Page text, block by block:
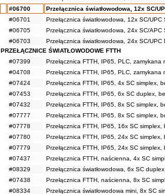
#06700
Przełącznica światłowodowa, 12x SC/
#06701
Przełącznica światłowodowa, 12x SC/
#06705
Przełącznica światłowodowa, 24x SC/
#06703
Przełącznica światłowodowa, 24x SC/
PRZEŁĄCZNICE ŚWIATŁOWODOWE FTTH
#07399
Przełącznica FTTH, IP65, PLC, zamykana
#04708
Przełącznica FTTH, IP65, PLC, zamykana
#07424
Przełącznica FTTH, IP65, 4x SC simplex,
#07453
Przełącznica FTTH, IP65, 6x SC duplex,
#07432
Przełącznica FTTH, IP65, 8x SC simplex,
#07777
Przełącznica FTTH, IP65, 8x SC simplex,
#07778
Przełącznica FTTH, IP65, 16x SC
#07780
Przełącznica FTTH, IP65, 24x SC
#07779
Przełącznica FTTH, IP65, 24x SC
#07437
Przełącznica FTTH, naścienna, 4x SC
#08329
Przełącznica światłowodowa, 6x SC
#07438
Przełącznica FTTH, naścienna, 8x SC
#08334
Przełącznica światłowodowa mini, 8x SC